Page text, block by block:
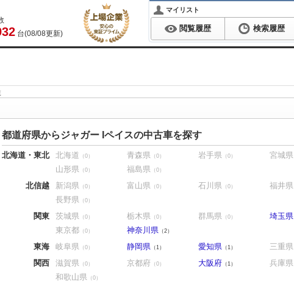
32 台(08/08更新)
マイリスト
閲覧履歴 検索履歴
都道府県からジャガー Iペイスの中古車を探す
北海道・東北 北海道 （0） 青森県 （0） 岩手県 （0） 宮城県
山形県 （0） 福島県 （0）
北信越 新潟県 （0） 富山県 （0） 石川県 （0） 福井県
長野県 （0）
関東 茨城県 （0） 栃木県 （0） 群馬県 （0） 埼玉県
東京都 （0） 神奈川県 （2）
東海 岐阜県 （0） 静岡県 （1） 愛知県 （1） 三重県
関西 滋賀県 （0） 京都府 （0） 大阪府 （1） 兵庫県
和歌山県 （0）